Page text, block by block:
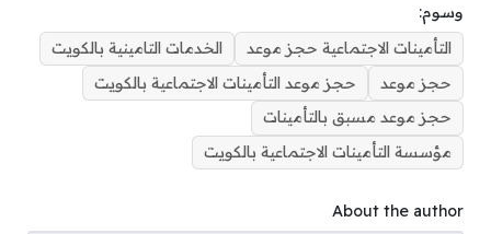
وسوم:
التأمينات الاجتماعية حجز موعد
الخدمات التامينية بالكويت
حجز موعد
حجز موعد التأمينات الاجتماعية بالكويت
حجز موعد مسبق بالتأمينات
مؤسسة التأمينات الاجتماعية بالكويت
About the author